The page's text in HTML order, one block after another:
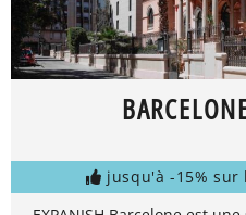
jusqu'à -15% sur